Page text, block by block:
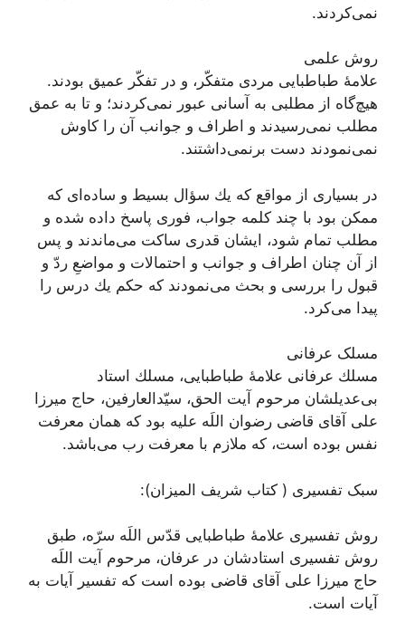
نمی‌کردند.
روش علمی
علامۀ طباطبایی مردى متفكّر، و در تفكّر عميق بودند.
هيچ‌گاه از مطلبى به آسانى عبور نمی‌‏كردند؛ و تا به عمق
مطلب نمی‌‏رسيدند و اطراف و جوانب آن را كاوش
نمی‌‏نمودند دست برنمی‌‏داشتند.
در بسيارى از مواقع كه يك سؤال بسيط و ساده‏‌اى که
ممكن بود با چند كلمه جواب، فورى پاسخ داده شده و
مطلب تمام شود، ايشان قدرى ساكت می‌‏ماندند و پس
از آن چنان اطراف و جوانب و احتمالات و مواضعِ ردّ و
قبول را بررسى و بحث می‌‏نمودند كه حكم يك درس را
پيدا می‌‏كرد.
مسلک عرفانی
مسلك عرفانى علامۀ طباطبایی، مسلك استاد
بى‌عديلشان مرحوم آيت ‌الحق، سيّد‌العارفين، حاج ميرزا
على آقاى قاضى‏ رضوان اللَه علیه بود كه همان معرفت
نفس بوده است، كه ملازم با معرفت رب می‌باشد.
سبک تفسیری ( کتاب شریف المیزان):
روش تفسیری علامۀ طباطبایی قدّس اللَه سرّه، طبق
روش تفسیری استادشان در عرفان، مرحوم آیت اللَه
حاج میرزا علی آقای قاضی بوده است که تفسیر آیات به
آیات است.